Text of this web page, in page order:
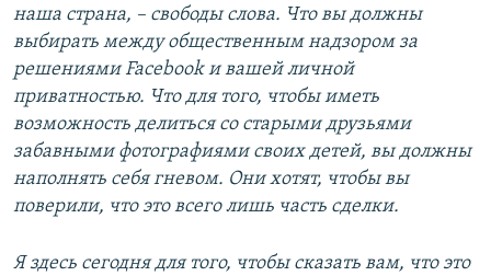
наша страна, – свободы слова. Что вы должны
выбирать между общественным надзором за
решениями Facebook и вашей личной
приватностью. Что для того, чтобы иметь
возможность делиться со старыми друзьями
забавными фотографиями своих детей, вы должны
наполнять себя гневом. Они хотят, чтобы вы
поверили, что это всего лишь часть сделки.
Я здесь сегодня для того, чтобы сказать вам, что это